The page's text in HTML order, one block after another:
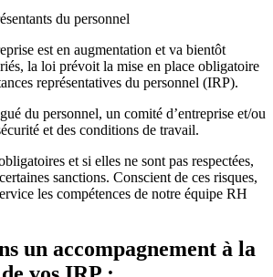
du personnel
est en augmentation et va bientôt
la loi prévoit la mise en place obligatoire
représentatives du personnel (IRP).
du personnel, un comité d’entreprise et/ou
et des conditions de travail.
et si elles ne sont pas respectées,
sanctions. Conscient de ces risques,
les compétences de notre équipe RH
un accompagnement à la